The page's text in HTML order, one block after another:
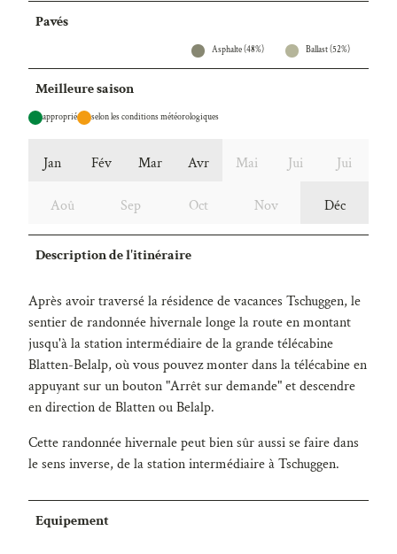
Pavés
Asphalte (48%) Ballast (52%)
Meilleure saison
approprié selon les conditions météorologiques
Jan Fév Mar Avr Mai Jui Jui
Aoû Sep Oct Nov Déc
Description de l'itinéraire
Après avoir traversé la résidence de vacances Tschuggen, le
sentier de randonnée hivernale longe la route en montant
jusqu'à la station intermédiaire de la grande télécabine
Blatten-Belalp, où vous pouvez monter dans la télécabine en
appuyant sur un bouton "Arrêt sur demande" et descendre
en direction de Blatten ou Belalp.
Cette randonnée hivernale peut bien sûr aussi se faire dans
le sens inverse, de la station intermédiaire à Tschuggen.
Equipement